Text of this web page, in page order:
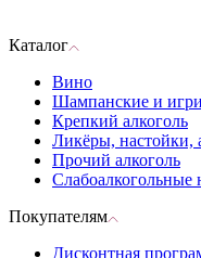
Каталог
Вино
Шампанские и
Крепкий алкоголь
Ликёры, настойки,
Прочий алкоголь
Слабоалкогольные
Покупателям
Дисконтная